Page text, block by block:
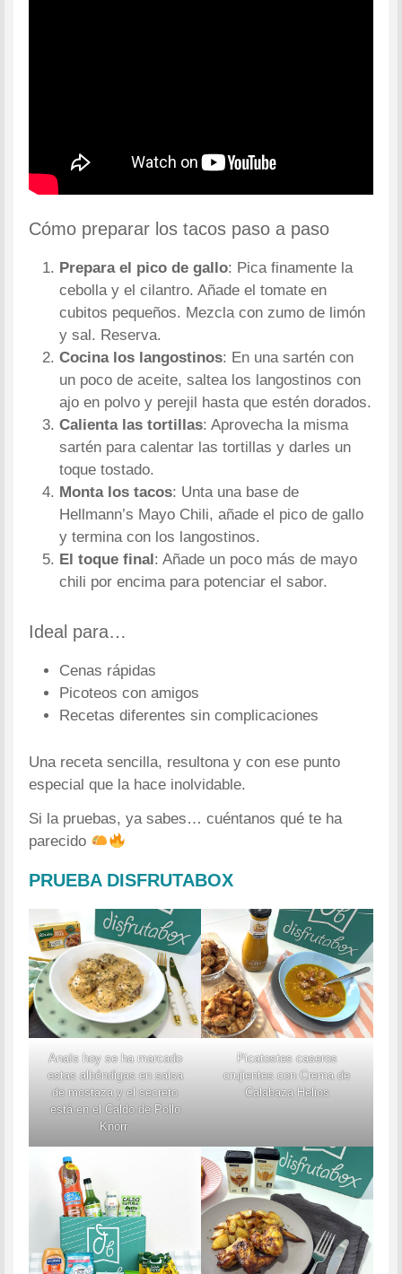
Cómo preparar los tacos paso a paso
Prepara el pico de gallo: Pica finamente la
cebolla y el cilantro. Añade el tomate en
cubitos pequeños. Mezcla con zumo de limón
y sal. Reserva.
Cocina los langostinos: En una sartén con
un poco de aceite, saltea los langostinos con
ajo en polvo y perejil hasta que estén dorados.
Calienta las tortillas: Aprovecha la misma
sartén para calentar las tortillas y darles un
toque tostado.
Monta los tacos: Unta una base de
Hellmann’s Mayo Chili, añade el pico de gallo
y termina con los langostinos.
El toque final : Añade un poco más de mayo
chili por encima para potenciar el sabor.
Ideal para…
Cenas rápidas
Picoteos con amigos
Recetas diferentes sin complicaciones
Una receta sencilla, resultona y con ese punto
especial que la hace inolvidable.
Si la pruebas, ya sabes… cuéntanos qué te ha
parecido
PRUEBA DISFRUTABOX
Anaïs hoy se ha marcado
estas albóndigas en salsa
de mostaza y el secreto
está en el Caldo de Pollo
Knorr.
Picatostes caseros
crujientes con Crema de
Calabaza Helios